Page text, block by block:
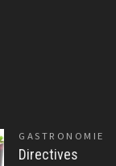
GASTRONOMIE
Directives